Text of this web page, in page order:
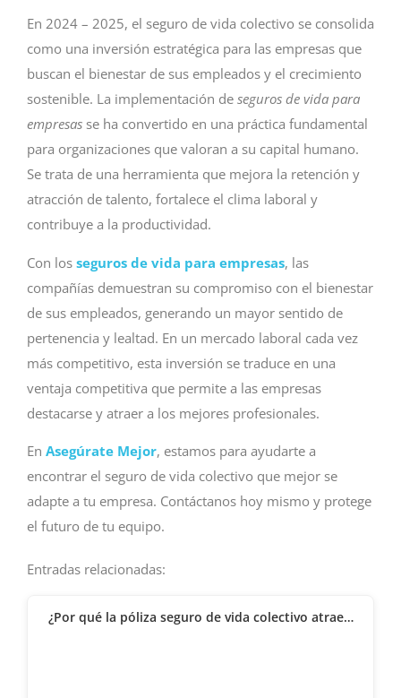
En 2024 – 2025, el seguro de vida colectivo se consolida
como una inversión estratégica para las empresas que
buscan el bienestar de sus empleados y el crecimiento
sostenible. La implementación de seguros de vida para
empresas se ha convertido en una práctica fundamental
para organizaciones que valoran a su capital humano.
Se trata de una herramienta que mejora la retención y
atracción de talento, fortalece el clima laboral y
contribuye a la productividad.
Con los seguros de vida para empresas, las
compañías demuestran su compromiso con el bienestar
de sus empleados, generando un mayor sentido de
pertenencia y lealtad. En un mercado laboral cada vez
más competitivo, esta inversión se traduce en una
ventaja competitiva que permite a las empresas
destacarse y atraer a los mejores profesionales.
En Asegúrate Mejor, estamos para ayudarte a
encontrar el seguro de vida colectivo que mejor se
adapte a tu empresa. Contáctanos hoy mismo y protege
el futuro de tu equipo.
Entradas relacionadas:
¿Por qué la póliza seguro de vida colectivo atrae…